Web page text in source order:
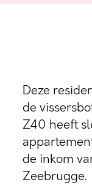
Deze
de
Z40 heeft
de inkom
Zeebrugge.